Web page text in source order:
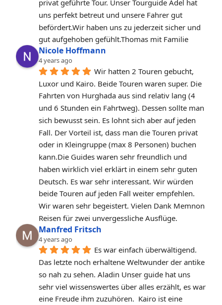
privat geführte Tour. Unser Tourguide Adel hat
uns perfekt betreut und unsere Fahrer gut
befördert.Wir haben uns zu jederzeit sicher und
gut aufgehoben gefühlt.Thomas mit Familie
Nicole Hoffmann
4 years ago
Wir hatten 2 Touren gebucht,
Luxor und Kairo. Beide Touren waren super. Die
Fahrten von Hurghada aus sind relativ lang (4
und 6 Stunden ein Fahrtweg). Dessen sollte man
sich bewusst sein. Es lohnt sich aber auf jeden
Fall. Der Vorteil ist, dass man die Touren privat
oder in Kleingruppe (max 8 Personen) buchen
kann.Die Guides waren sehr freundlich und
haben wirklich viel erklärt in einem sehr guten
Deutsch. Es war sehr interessant. Wir würden
beide Touren auf jeden Fall weiter empfehlen.
Wir waren sehr begeistert. Vielen Dank Memnon
Reisen für zwei unvergessliche Ausflüge.
Manfred Fritsch
4 years ago
Es war einfach überwältigend.
Das letzte noch erhaltene Weltwunder der antike
so nah zu sehen. Aladin Unser guide hat uns
sehr viel wissenswertes über alles erzählt, es war
eine Freude ihm zuzuhören.  Kairo ist eine